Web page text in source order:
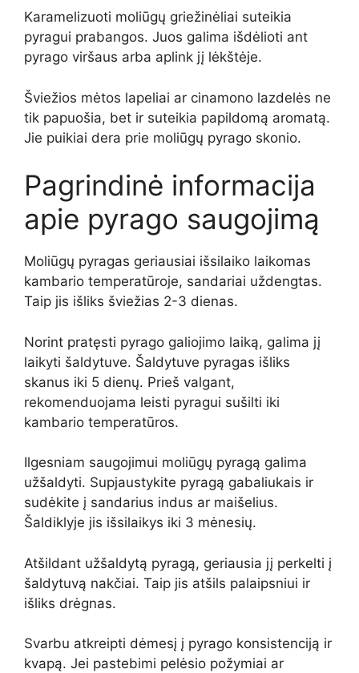
Karamelizuoti moliūgų griežinėliai suteikia
pyragui prabangos. Juos galima išdėlioti ant
pyrago viršaus arba aplink jį lėkštėje.
Šviežios mėtos lapeliai ar cinamono lazdelės ne
tik papuošia, bet ir suteikia papildomą aromatą.
Jie puikiai dera prie moliūgų pyrago skonio.
Pagrindinė informacija
apie pyrago saugojimą
Moliūgų pyragas geriausiai išsilaiko laikomas
kambario temperatūroje, sandariai uždengtas.
Taip jis išliks šviežias 2-3 dienas.
Norint pratęsti pyrago galiojimo laiką, galima jį
laikyti šaldytuve. Šaldytuve pyragas išliks
skanus iki 5 dienų. Prieš valgant,
rekomenduojama leisti pyragui sušilti iki
kambario temperatūros.
Ilgesniam saugojimui moliūgų pyragą galima
užšaldyti. Supjaustykite pyragą gabaliukais ir
sudėkite į sandarius indus ar maišelius.
Šaldiklyje jis išsilaikys iki 3 mėnesių.
Atšildant užšaldytą pyragą, geriausia jį perkelti į
šaldytuvą nakčiai. Taip jis atšils palaipsniui ir
išliks drėgnas.
Svarbu atkreipti dėmesį į pyrago konsistenciją ir
kvapą. Jei pastebimi pelėsio požymiai ar